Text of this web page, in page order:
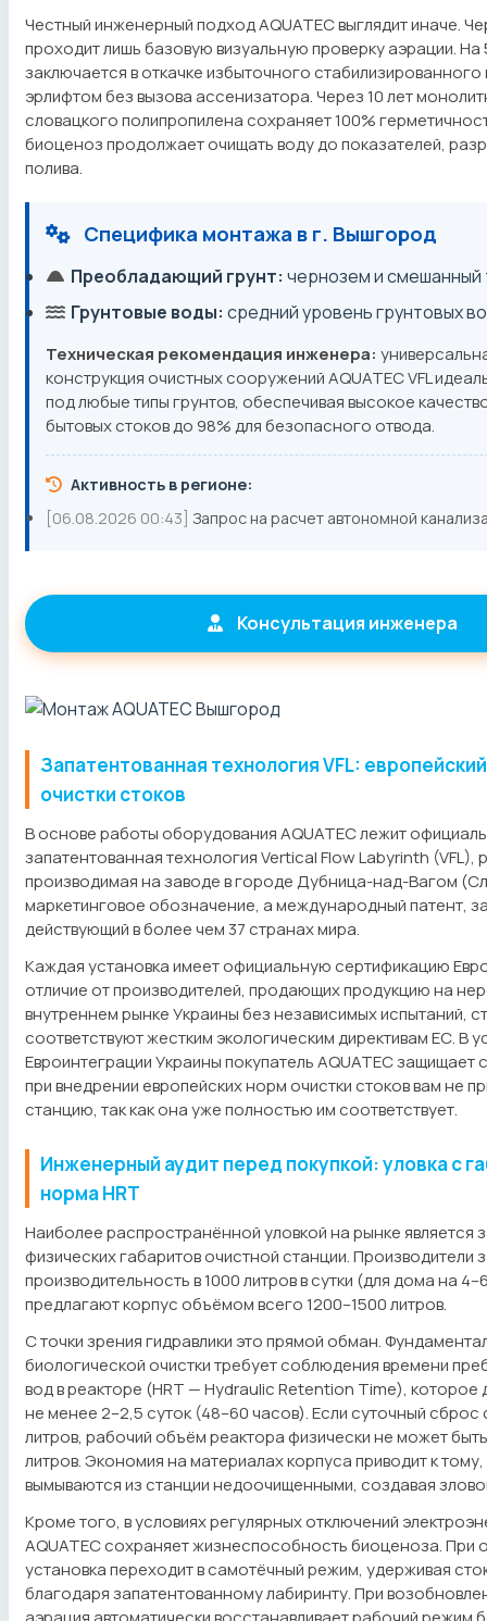
Честный инженерный подход AQUATEC выглядит иначе.
проходит лишь базовую визуальную проверку аэрации. На
заключается в откачке избыточного
эрлифтом без вызова ассенизатора. Через 10 лет
словацкого полипропилена сохраняет 100%
биоценоз продолжает очищать воду до показателей,
полива.
Специфика монтажа в г. Вышгород
Преобладающий грунт: чернозем и смешанный
Грунтовые воды: средний уровень грунтовых
Техническая рекомендация инженера:
конструкция очистных сооружений AQUATEC VFL
под любые типы грунтов, обеспечивая высокое
бытовых стоков до 98% для безопасного отвода.
Активность в регионе:
[06.08.2026 00:43] Запрос на расчет автономной
Консультация инженера
Запатентованная технология VFL:
очистки стоков
В основе работы оборудования AQUATEC лежит
запатентованная технология Vertical Flow Labyrinth (VFL),
производимая на заводе в городе Дубница-над-Вагом
маркетинговое обозначение, а международный патент,
действующий в более чем 37 странах мира.
Каждая установка имеет официальную сертификацию
отличие от производителей, продающих продукцию на
внутреннем рынке Украины без независимых испытаний,
соответствуют жестким экологическим директивам ЕС. В
Евроинтеграции Украины покупатель AQUATEC защищает
при внедрении европейских норм очистки стоков вам не
станцию, так как она уже полностью им соответствует.
Инженерный аудит перед покупкой: уловка с
норма HRT
Наиболее распространённой уловкой на рынке является
физических габаритов очистной станции. Производители
производительность в 1000 литров в сутки (для дома на
предлагают корпус объёмом всего 1200–1500 литров.
С точки зрения гидравлики это прямой обман.
биологической очистки требует соблюдения времени
вод в реакторе (HRT — Hydraulic Retention Time), которое
не менее 2–2,5 суток (48–60 часов). Если суточный сброс
литров, рабочий объём реактора физически не может
литров. Экономия на материалах корпуса приводит к тому,
вымываются из станции недоочищенными, создавая
Кроме того, в условиях регулярных отключений
AQUATEC сохраняет жизнеспособность биоценоза. При
установка переходит в самотёчный режим, удерживая
благодаря запатентованному лабиринту. При